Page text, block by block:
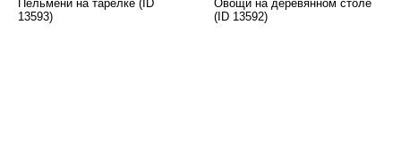
Пельмени на тарелке (ID
13593)
Овощи на деревянном столе
(ID 13592)